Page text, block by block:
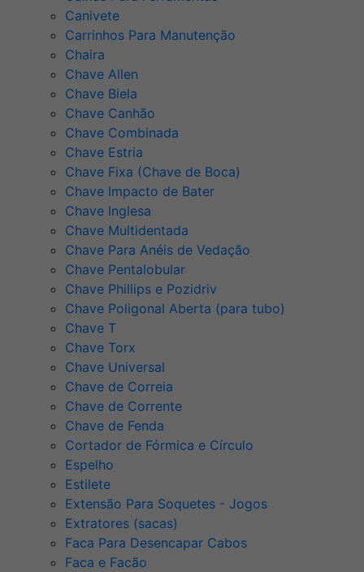
Canivete
Carrinhos Para Manutenção
Chaira
Chave Allen
Chave Biela
Chave Canhão
Chave Combinada
Chave Estria
Chave Fixa (Chave de Boca)
Chave Impacto de Bater
Chave Inglesa
Chave Multidentada
Chave Para Anéis de Vedação
Chave Pentalobular
Chave Phillips e Pozidriv
Chave Poligonal Aberta (para tubo)
Chave T
Chave Torx
Chave Universal
Chave de Correia
Chave de Corrente
Chave de Fenda
Cortador de Fórmica e Círculo
Espelho
Estilete
Extensão Para Soquetes - Jogos
Extratores (sacas)
Faca Para Desencapar Cabos
Faca e Facão